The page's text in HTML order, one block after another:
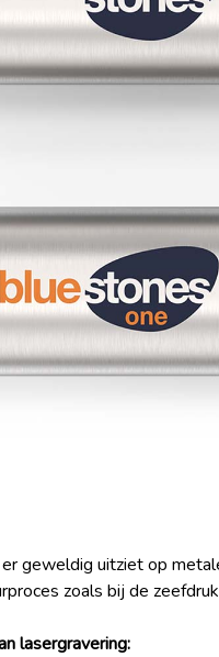
geweldig uitziet op
zoals bij de
lasergravering: